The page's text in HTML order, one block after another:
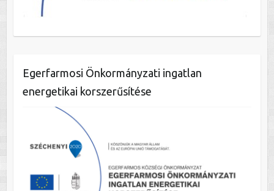
Egerfarmosi Önkormányzati ingatlan
energetikai korszerűsítése